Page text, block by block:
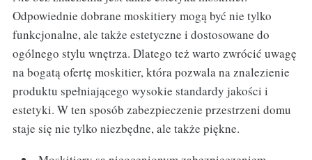
Odpowiednie dobrane moskitiery mogą być nie tylko
funkcjonalne, ale także estetyczne i dostosowane do
ogólnego stylu wnętrza. Dlatego też warto zwrócić uwagę
na bogatą ofertę moskitier, która pozwala na znalezienie
produktu spełniającego wysokie standardy jakości i
estetyki. W ten sposób zabezpieczenie przestrzeni domu
staje się nie tylko niezbędne, ale także piękne.